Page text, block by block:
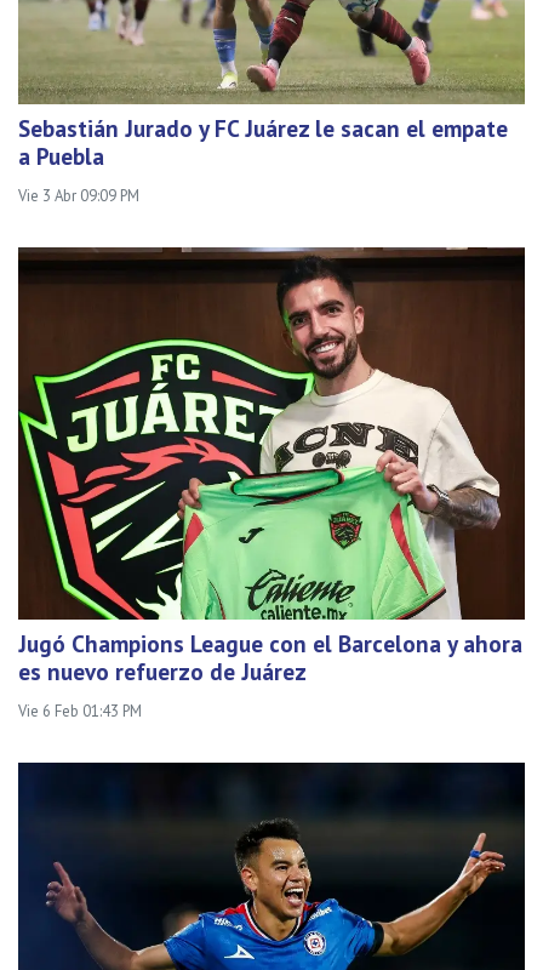
Sebastián Jurado y FC Juárez le sacan el empate
a Puebla
Vie 3 Abr 09:09 PM
Jugó Champions League con el Barcelona y ahora
es nuevo refuerzo de Juárez
Vie 6 Feb 01:43 PM